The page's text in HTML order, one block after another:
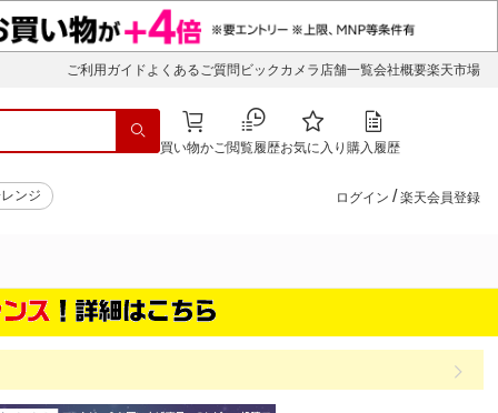
ご利用ガイド よくあるご質問 ビックカメラ店舗一覧会社概要楽天市場
買い物かご閲覧履歴お気に入り 購入履歴
ンジ ログイン / 楽天会員登録